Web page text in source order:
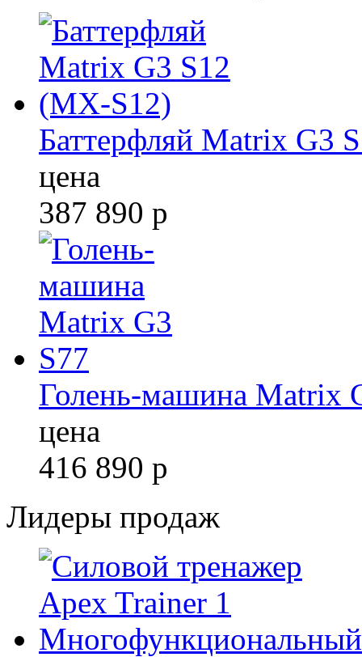
Баттерфляй Matrix G3
цена
387 890 р
Голень-машина Matrix
цена
416 890 р
Лидеры продаж